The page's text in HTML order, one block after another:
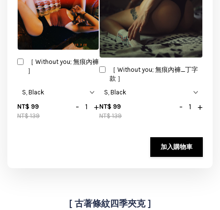
［ Without you; 無痕內褲
］
NT$ 99
NT$ 139
- +
［ Without you; 無痕內褲_丁字
款 ］
NT$ 99
NT$ 139
- +
加入購物車
[ 古著條紋四季夾克 ]